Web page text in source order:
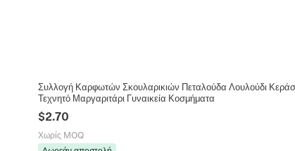
Συλλογή Καρφωτών Σκουλαρικιών Πεταλούδα Λουλούδι
Τεχνητό Μαργαριτάρι Γυναικεία Κοσμήματα
$2.70
Χωρίς MOQ